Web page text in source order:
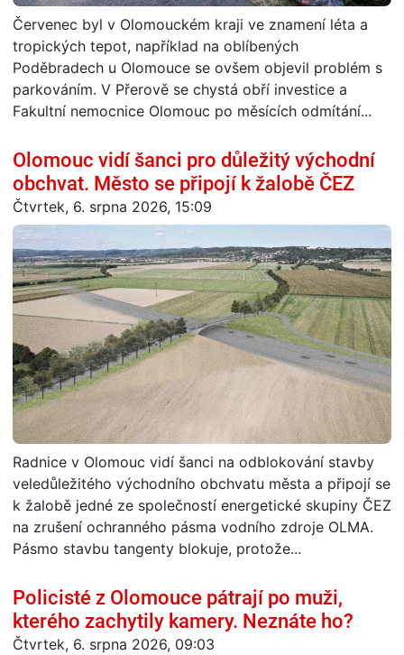
Červenec byl v Olomouckém kraji ve znamení léta a
tropických tepot, například na oblíbených
Poděbradech u Olomouce se ovšem objevil problém s
parkováním. V Přerově se chystá obří investice a
Fakultní nemocnice Olomouc po měsících odmítání...
Olomouc vidí šanci pro důležitý východní
obchvat. Město se připojí k žalobě ČEZ
Čtvrtek, 6. srpna 2026, 15:09
Radnice v Olomouc vidí šanci na odblokování stavby
veledůležitého východního obchvatu města a připojí se
k žalobě jedné ze společností energetické skupiny ČEZ
na zrušení ochranného pásma vodního zdroje OLMA.
Pásmo stavbu tangenty blokuje, protože...
Policisté z Olomouce pátrají po muži,
kterého zachytily kamery. Neznáte ho?
Čtvrtek, 6. srpna 2026, 09:03